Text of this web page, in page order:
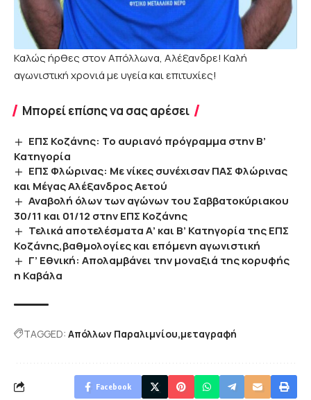
Καλώς ήρθες στον Απόλλωνα, Αλέξανδρε! Καλή
αγωνιστική χρονιά με υγεία και επιτυχίες!
Μπορεί επίσης να σας αρέσει
EΠΣ Κοζάνης: Το αυριανό πρόγραμμα στην Β’
Κατηγορία
ΕΠΣ Φλώρινας: Με νίκες συνέχισαν ΠΑΣ Φλώρινας
και Μέγας Αλέξανδρος Αετού
Αναβολή όλων των αγώνων του Σαββατοκύριακου
30/11 και 01/12 στην ΕΠΣ Κοζάνης
Τελικά αποτελέσματα Α’ και Β’ Κατηγορία της ΕΠΣ
Κοζάνης,βαθμολογίες και επόμενη αγωνιστική
Γ’ Εθνική: Απολαμβάνει την μοναξιά της κορυφής
η Καβάλα
TAGGED: Απόλλων Παραλιμνίου μεταγραφή
Facebook